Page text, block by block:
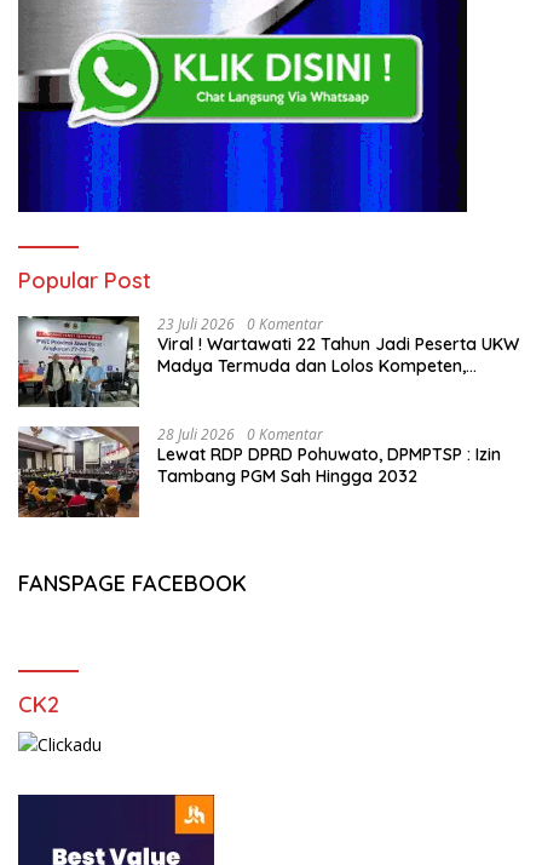
Popular Post
23 Juli 2026 0 Komentar
Viral ! Wartawati 22 Tahun Jadi Peserta UKW
Madya Termuda dan Lolos Kompeten,
28 Juli 2026 0 Komentar
Lewat RDP DPRD Pohuwato, DPMPTSP : Izin
Tambang PGM Sah Hingga 2032
FANSPAGE FACEBOOK
CK2